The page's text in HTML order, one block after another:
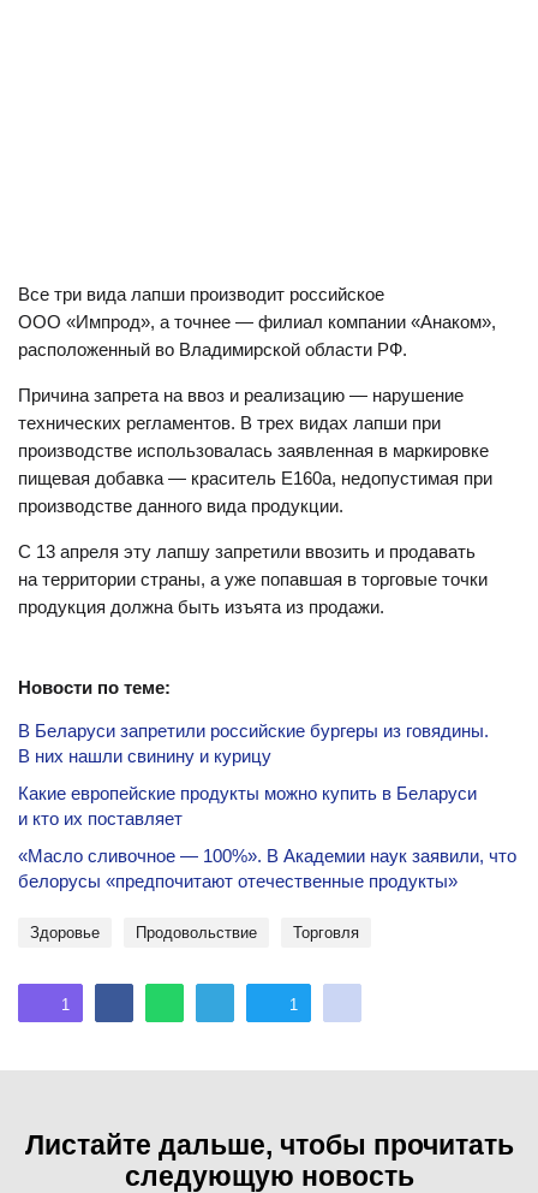
Все три вида лапши производит российское
ООО «Импрод», а точнее — филиал компании «Анаком»,
расположенный во Владимирской области РФ.
Причина запрета на ввоз и реализацию — нарушение
технических регламентов. В трех видах лапши при
производстве использовалась заявленная в маркировке
пищевая добавка — краситель Е160а, недопустимая при
производстве данного вида продукции.
С 13 апреля эту лапшу запретили ввозить и продавать
на территории страны, а уже попавшая в торговые точки
продукция должна быть изъята из продажи.
Новости по теме:
В Беларуси запретили российские бургеры из говядины.
В них нашли свинину и курицу
Какие европейские продукты можно купить в Беларуси
и кто их поставляет
«Масло сливочное — 100%». В Академии наук заявили, что
белорусы «предпочитают отечественные продукты»
здоровье продовольствие торговля
1 1
Листайте дальше, чтобы прочитать
следующую новость